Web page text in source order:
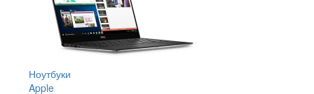
Ноутбуки
Apple